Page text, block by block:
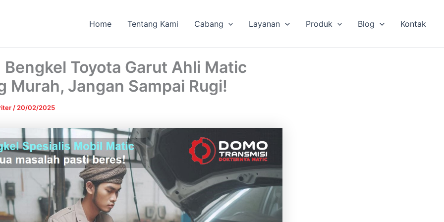
Home Tentang Kami Cabang Layanan Produk Blog Kontak
Bengkel Toyota Garut Ahli Matic
Murah, Jangan Sampai Rugi!
/ 20/02/2025